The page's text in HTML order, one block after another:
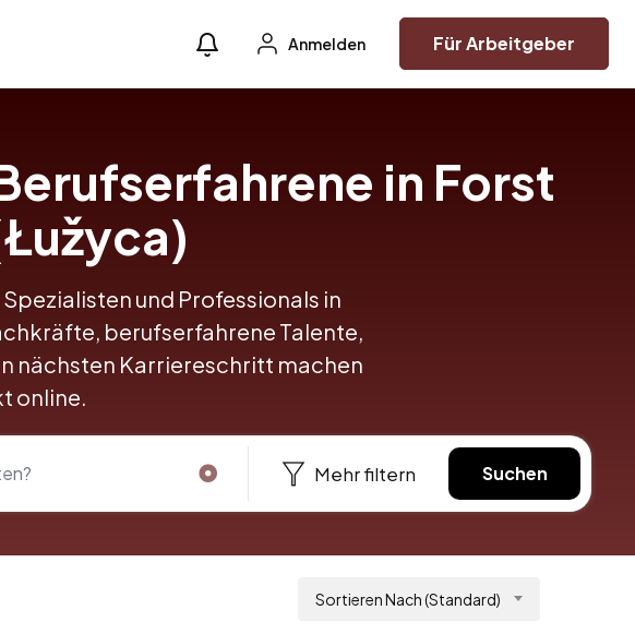
Anmelden Für Arbeitgeber
in Forst
und Professionals in
berufserfahrene Talente,
nächsten Karriereschritt machen
online.
Mehr filtern Suchen
Sortieren Nach (Standard)